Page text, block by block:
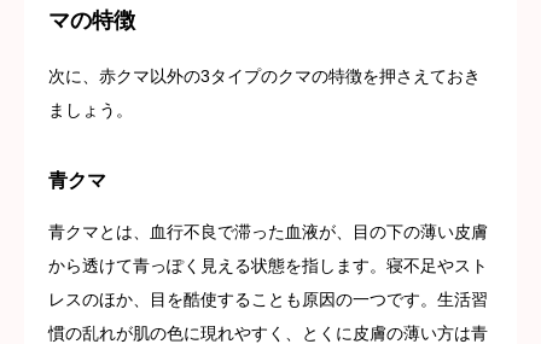
マの特徴
次に、赤クマ以外の3タイプのクマの特徴を押さえておき
ましょう。
青クマ
青クマとは、血行不良で滞った血液が、目の下の薄い皮膚
から透けて青っぽく見える状態を指します。寝不足やスト
レスのほか、目を酷使することも原因の一つです。生活習
慣の乱れが肌の色に現れやすく、とくに皮膚の薄い方は青